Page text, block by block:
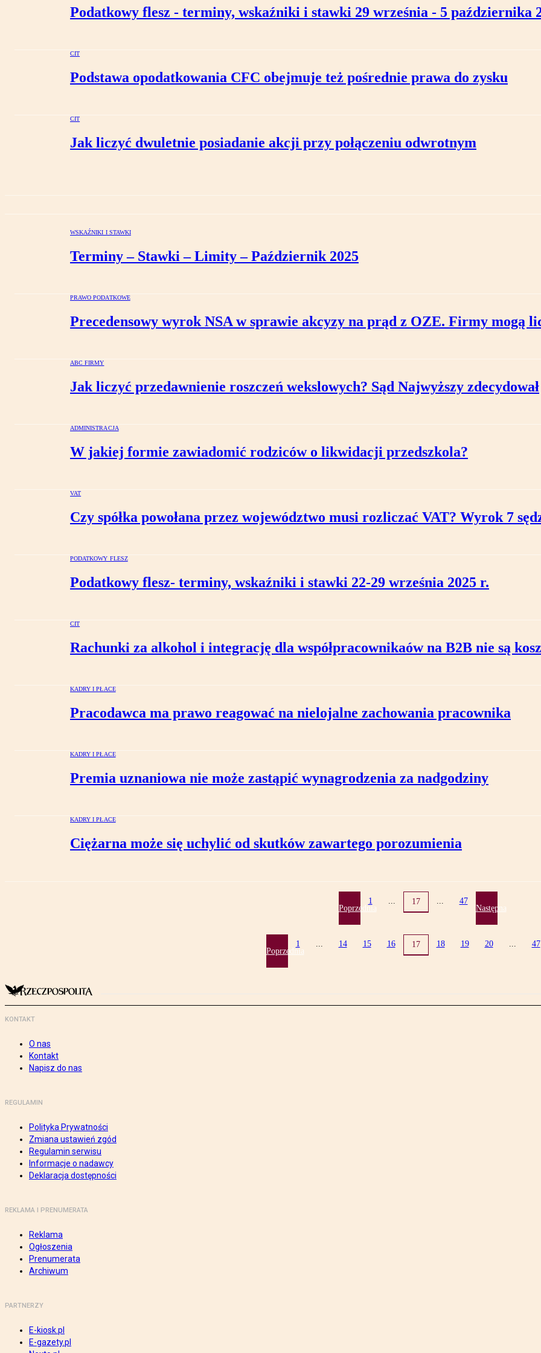
Podatkowy flesz - terminy, wskaźniki i stawki 29 września - 5 października
CIT
Podstawa opodatkowania CFC obejmuje też pośrednie prawa do zysku
CIT
Jak liczyć dwuletnie posiadanie akcji przy połączeniu odwrotnym
WSKAŹNIKI I STAWKI
Terminy – Stawki – Limity – Październik 2025
PRAWO PODATKOWE
Precedensowy wyrok NSA w sprawie akcyzy na prąd z OZE. Firmy mogą
ABC FIRMY
Jak liczyć przedawnienie roszczeń wekslowych? Sąd Najwyższy zdecydował
ADMINISTRACJA
W jakiej formie zawiadomić rodziców o likwidacji przedszkola?
VAT
Czy spółka powołana przez województwo musi rozliczać VAT? Wyrok 7
PODATKOWY FLESZ
Podatkowy flesz- terminy, wskaźniki i stawki 22-29 września 2025 r.
CIT
Rachunki za alkohol i integrację dla współpracownikaów na B2B nie są
KADRY I PŁACE
Pracodawca ma prawo reagować na nielojalne zachowania pracownika
KADRY I PŁACE
Premia uznaniowa nie może zastąpić wynagrodzenia za nadgodziny
KADRY I PŁACE
Ciężarna może się uchylić od skutków zawartego porozumienia
Poprzednia
1 ... 17 ... 47
Następna
Poprzednia
1 ... 14 15 16 17 18 19 20 ... 47
KONTAKT
O nas
Kontakt
Napisz do nas
REGULAMIN
Polityka Prywatności
Zmiana ustawień zgód
Regulamin serwisu
Informacje o nadawcy
Deklaracja dostępności
REKLAMA I PRENUMERATA
Reklama
Ogłoszenia
Prenumerata
Archiwum
PARTNERZY
E-kiosk.pl
E-gazety.pl